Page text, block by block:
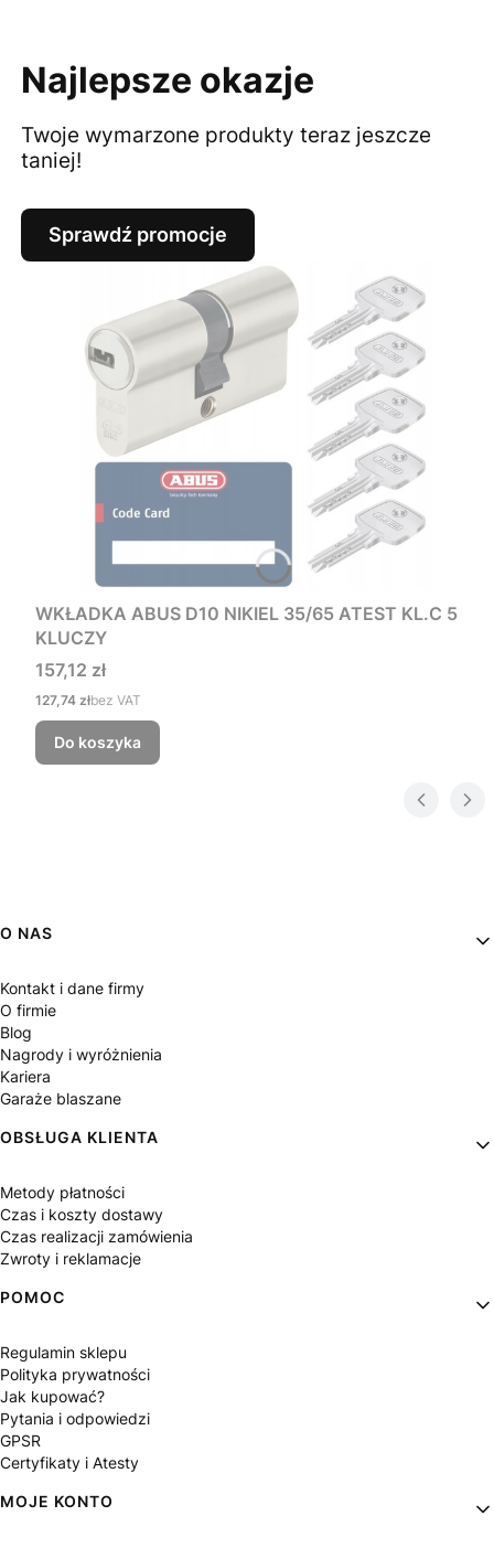
Najlepsze okazje
Twoje wymarzone produkty teraz jeszcze
taniej!
Sprawdź promocje
WKŁADKA ABUS D10 NIKIEL 35/65 ATEST KL.C 5
KLUCZY
Cena
157,12 zł
Cena
127,74 złbez VAT
Do koszyka
Linki w stopce
O NAS
Kontakt i dane firmy
O firmie
Blog
Nagrody i wyróżnienia
Kariera
Garaże blaszane
OBSŁUGA KLIENTA
Metody płatności
Czas i koszty dostawy
Czas realizacji zamówienia
Zwroty i reklamacje
POMOC
Regulamin sklepu
Polityka prywatności
Jak kupować?
Pytania i odpowiedzi
GPSR
Certyfikaty i Atesty
MOJE KONTO